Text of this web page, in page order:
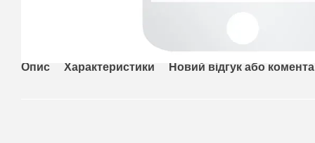
Опис Характеристики Новий відгук або